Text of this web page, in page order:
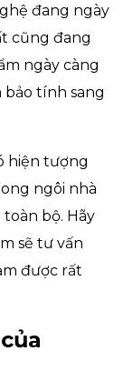
đang ngày
cũng đang
ngày càng
tính sang
hiện tượng
ngôi nhà
bộ. Hãy
sẽ tư vấn
được rất